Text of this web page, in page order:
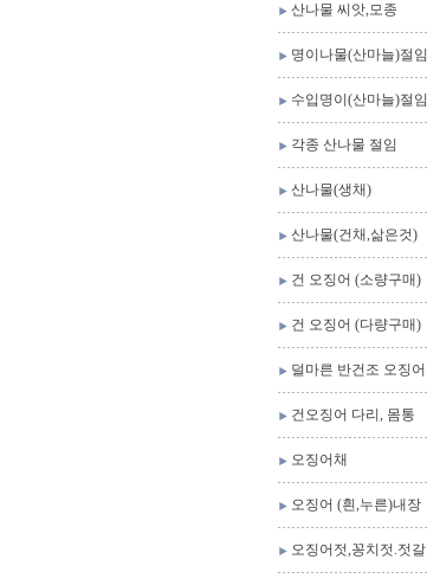
산나물 씨앗,모종
명이나물(산마늘)절임
수입명이(산마늘)절임
각종 산나물 절임
산나물(생채)
산나물(건채,삶은것)
건 오징어 (소량구매)
건 오징어 (다량구매)
덜마른 반건조 오징어
건오징어 다리, 몸통
오징어채
오징어 (흰,누른)내장
오징어젓,꽁치젓.젓갈